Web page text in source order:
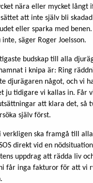
nära eller mycket långt
att inte själv bli
eller sparka med
säger Roger Joelsson.
budskap till alla
i knipa är: Ring
djurägaren något, och vi
ju tidigare vi kallas in. Får
att klara det, så
själv först.
verkligen ska framgå till
direkt vid en
uppdrag att rädda liv
får inga fakturor för att vi